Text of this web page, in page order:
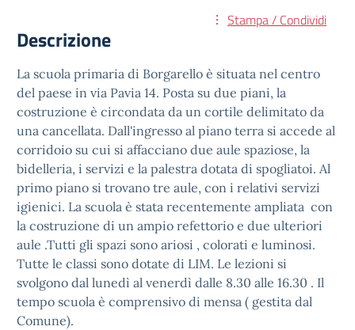
Stampa / Condividi
Descrizione
La scuola primaria di Borgarello è situata nel centro
del paese in via Pavia 14. Posta su due piani, la
costruzione è circondata da un cortile delimitato da
una cancellata. Dall'ingresso al piano terra si accede al
corridoio su cui si affacciano due aule spaziose, la
bidelleria, i servizi e la palestra dotata di spogliatoi. Al
primo piano si trovano tre aule, con i relativi servizi
igienici. La scuola è stata recentemente ampliata con
la costruzione di un ampio refettorio e due ulteriori
aule .Tutti gli spazi sono ariosi , colorati e luminosi.
Tutte le classi sono dotate di LIM. Le lezioni si
svolgono dal lunedì al venerdì dalle 8.30 alle 16.30 . Il
tempo scuola è comprensivo di mensa ( gestita dal
Comune).